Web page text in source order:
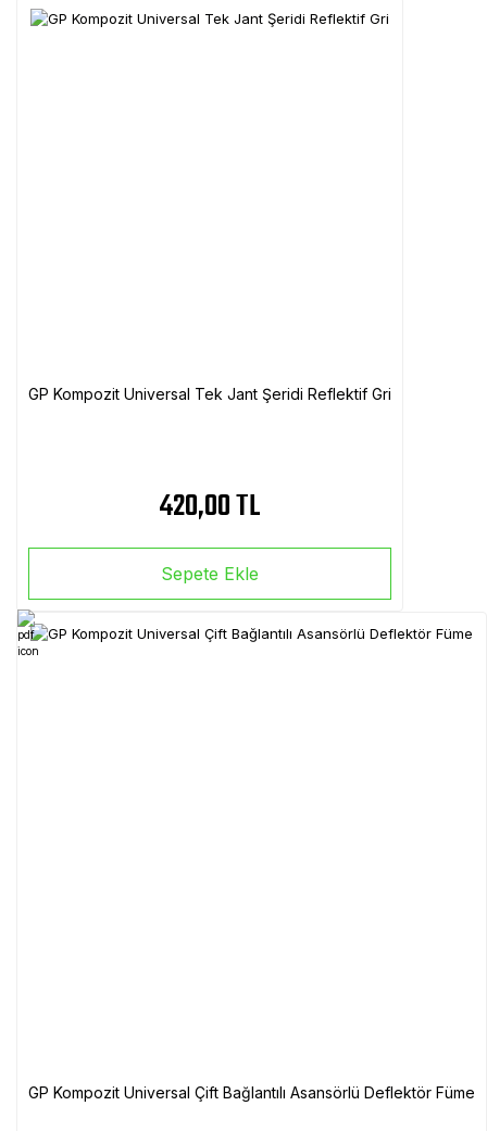
GP Kompozit Universal Tek Jant Şeridi Reflektif Gri
420,00 TL
Sepete Ekle
GP Kompozit Universal Çift Bağlantılı Asansörlü Deflektör Füme